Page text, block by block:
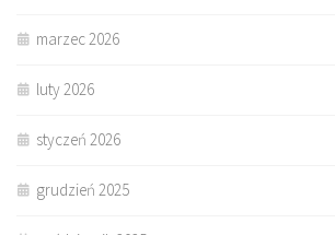
marzec 2026
luty 2026
styczeń 2026
grudzień 2025